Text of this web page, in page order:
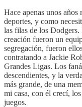
Hace apenas unos
deportes, y como
las filas de los Dodgers.
creación fueron un
segregación, fueron
contratando a Jackie
Grandes Ligas. Los
descendientes, y la
más grande, de una
mi casa, con él crecí,
juegos.